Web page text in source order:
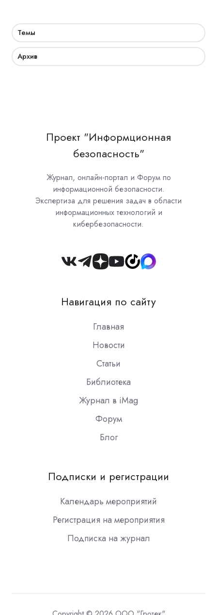
Темы
Архив
Проект "Информционная
безопасность"
Журнал, онлайн-портал и Форум по
информационной безопасности.
Экспертиза для решения задач в области
информационных технологий и
кибербезопасности.
Join
Slack
Навигация по сайту
Главная
Новости
Статьи
Библиотека
Журнал в iMag
Форум
Блог
Подписки и регистрации
Календарь мероприятий
Регистрация на мероприятия
Подписка на журнал